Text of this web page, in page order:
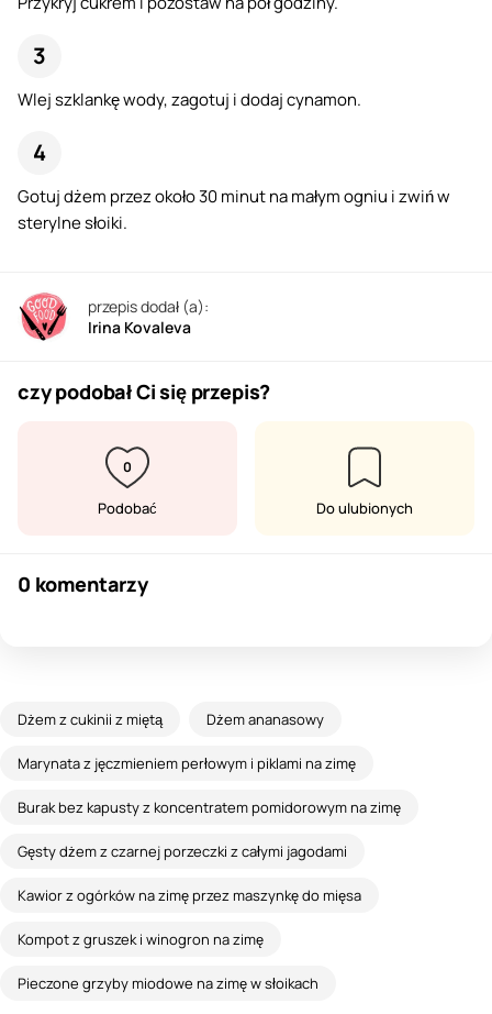
Wlej szklankę wody, zagotuj i dodaj cynamon.
Gotuj dżem przez około 30 minut na małym ogniu i zwiń w
sterylne słoiki.
przepis dodał (a):
Irina Kovaleva
czy podobał Ci się przepis?
0
Podobać Do ulubionych
0 komentarzy
Dżem z cukinii z miętą Dżem ananasowy
Marynata z jęczmieniem perłowym i piklami na zimę
Burak bez kapusty z koncentratem pomidorowym na zimę
Gęsty dżem z czarnej porzeczki z całymi jagodami
Kawior z ogórków na zimę przez maszynkę do mięsa
Kompot z gruszek i winogron na zimę
Pieczone grzyby miodowe na zimę w słoikach